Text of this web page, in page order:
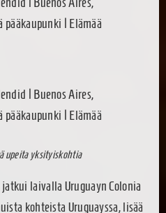
upeita yksityiskohtia
laivalla Uruguayn Colonia
kohteista Uruguayssa, lisää